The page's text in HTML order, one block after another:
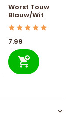
Worst Touw
Blauw/Wit
7.99